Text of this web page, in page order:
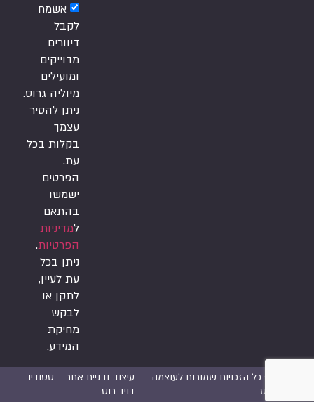
אשמח
לקבל
דיוורים
מדוייקים
ומועילים
מיוליה גרוס.
ניתן להסיר
עצמך
בקלות בכל
עת.
הפרטים
ישמשו
בהתאם
למדיניות
הפרטיות.
ניתן בכל
עת לעיין,
לתקן או
לבקש
מחיקת
המידע.
2026 © כל הזכויות שמורות לעוצמה –
יוליה גרוס
עיצוב ובניית אתר – סטודיו
דויד רוס